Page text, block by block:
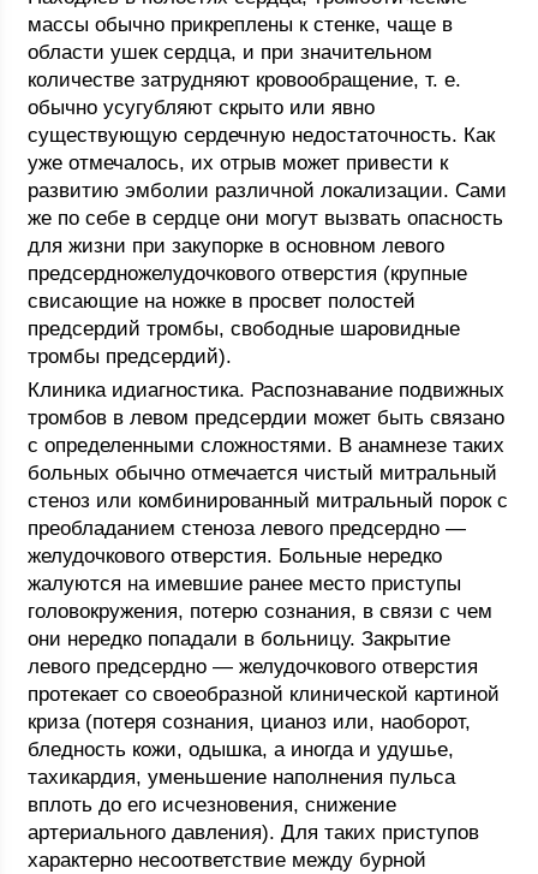
массы обычно прикреплены к стенке, чаще в
области ушек сердца, и при значительном
количестве затрудняют кровообращение, т. е.
обычно усугубляют скрыто или явно
существующую сердечную недостаточность. Как
уже отмечалось, их отрыв может привести к
развитию эмболии различной локализации. Сами
же по себе в сердце они могут вызвать опасность
для жизни при закупорке в основном левого
предсердножелудочкового отверстия (крупные
свисающие на ножке в просвет полостей
предсердий тромбы, свободные шаровидные
тромбы предсердий).
Клиника идиагностика. Распознавание подвижных
тромбов в левом предсердии может быть связано
с определенными сложностями. В анамнезе таких
больных обычно отмечается чистый митральный
стеноз или комбинированный митральный порок с
преобладанием стеноза левого предсердно —
желудочкового отверстия. Больные нередко
жалуются на имевшие ранее место приступы
головокружения, потерю сознания, в связи с чем
они нередко попадали в больницу. Закрытие
левого предсердно — желудочкового отверстия
протекает со своеобразной клинической картиной
криза (потеря сознания, цианоз или, наоборот,
бледность кожи, одышка, а иногда и удушье,
тахикардия, уменьшение наполнения пульса
вплоть до его исчезновения, снижение
артериального давления). Для таких приступов
характерно несоответствие между бурной